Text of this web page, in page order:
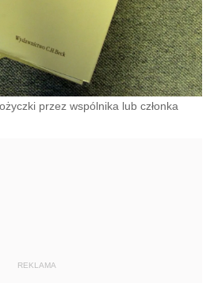
przez wspólnika lub członka